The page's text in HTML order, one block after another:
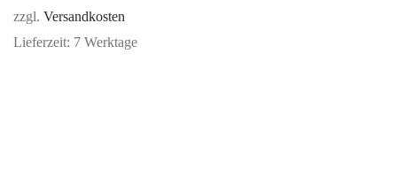
zzgl. Versandkosten
Lieferzeit: 7 Werktage